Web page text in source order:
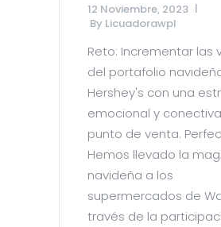
12 Noviembre, 2023
By Licuadorawpl
Reto: Incrementar las
del portafolio
Hershey's con una
emocional y
punto de venta.
Hemos llevado la
navideña a los
supermercados de
través de la